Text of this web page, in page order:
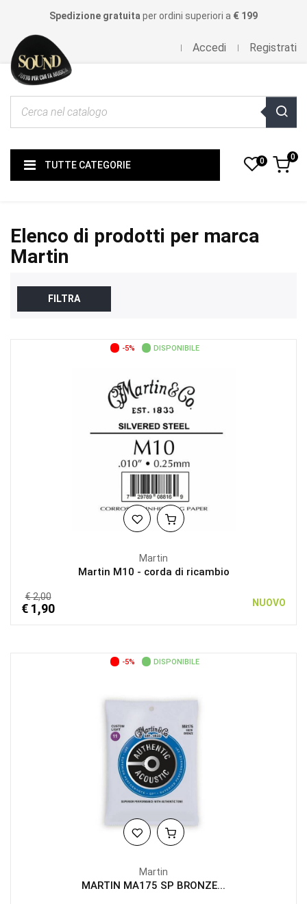
Spedizione gratuita per ordini superiori a € 199
Accedi Registrati
TUTTE CATEGORIE 0 0
Elenco di prodotti per marca
Martin
FILTRA
-5% DISPONIBILE
Martin
Martin M10 - corda di ricambio
€ 2,00
€ 1,90 NUOVO
-5% DISPONIBILE
Martin
MARTIN MA175 SP BRONZE...